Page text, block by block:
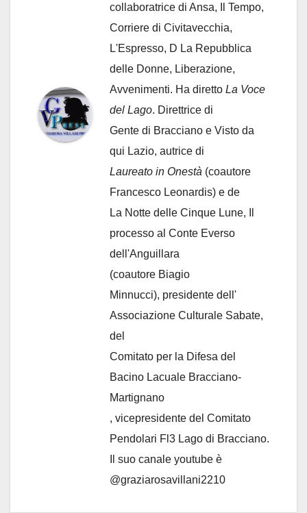
collaboratrice di Ansa, Il Tempo,
Corriere di Civitavecchia,
L'Espresso, D La Repubblica
delle Donne, Liberazione,
Avvenimenti. Ha diretto La Voce
del Lago. Direttrice di
Gente di Bracciano e Visto da
qui Lazio, autrice di
Laureato in Onestà (coautore
Francesco Leonardis) e de
La Notte delle Cinque Lune, Il
processo al Conte Everso
dell'Anguillara
(coautore Biagio
Minnucci), presidente dell'
Associazione Culturale Sabate,
del
Comitato per la Difesa del
Bacino Lacuale Bracciano-
Martignano
, vicepresidente del Comitato
Pendolari Fl3 Lago di Bracciano.
Il suo canale youtube è
@graziarosavillani2210